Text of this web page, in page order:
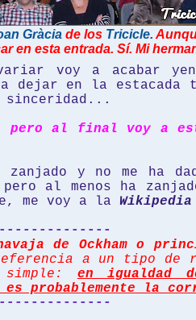
Gràcia de los Tricicle.
en esta entrada. Sí. Mi
voy a acabar
dejar en la estacada
sinceridad...
pero al final voy a
zanjado y no me ha
al menos ha
me voy a la Wikipedia
de Ockham o
a un tipo de
simple: en igualdad
probablemente la